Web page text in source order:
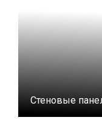
Стеновые